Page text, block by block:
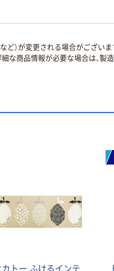
ど）が変更される場合がござい
商品情報が必要な場合は、製
カトー ふけるインテ